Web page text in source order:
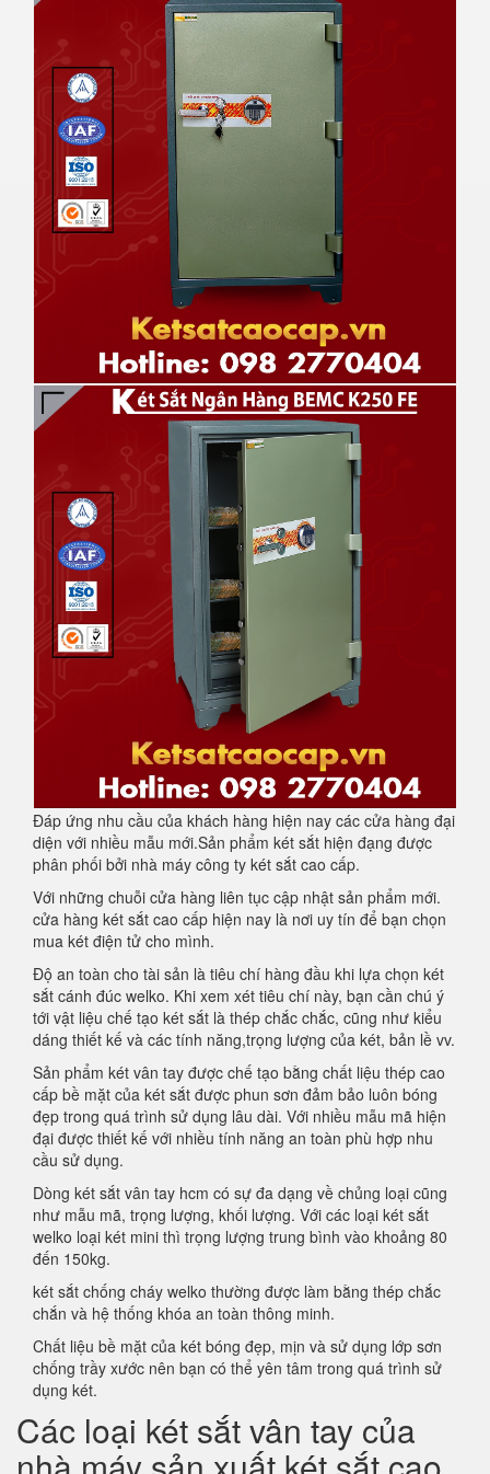
Đáp ứng nhu cầu của khách hàng hiện nay các cửa hàng đại
diện với nhiều mẫu mới.Sản phẩm két sắt hiện đạng được
phân phối bởi nhà máy công ty két sắt cao cấp.
Với những chuỗi cửa hàng liên tục cập nhật sản phẩm mới.
cửa hàng két sắt cao cấp hiện nay là nơi uy tín để bạn chọn
mua két điện tử cho mình.
Độ an toàn cho tài sản là tiêu chí hàng đầu khi lựa chọn két
sắt cánh đúc welko. Khi xem xét tiêu chí này, bạn cần chú ý
tới vật liệu chế tạo két sắt là thép chắc chắc, cũng như kiểu
dáng thiết kế và các tính năng,trọng lượng của két, bản lề vv.
Sản phẩm két vân tay được chế tạo bằng chất liệu thép cao
cấp bề mặt của két sắt được phun sơn đảm bảo luôn bóng
đẹp trong quá trình sử dụng lâu dài. Với nhiều mẫu mã hiện
đại được thiết kế với nhiều tính năng an toàn phù hợp nhu
cầu sử dụng.
Dòng két sắt vân tay hcm có sự đa dạng về chủng loại cũng
như mẫu mã, trọng lượng, khối lượng. Với các loại két sắt
welko loại két mini thì trọng lượng trung bình vào khoảng 80
đến 150kg.
két sắt chống cháy welko thường được làm bằng thép chắc
chắn và hệ thống khóa an toàn thông minh.
Chất liệu bề mặt của két bóng đẹp, mịn và sử dụng lớp sơn
chống trầy xước nên bạn có thể yên tâm trong quá trình sử
dụng két.
Các loại két sắt vân tay của